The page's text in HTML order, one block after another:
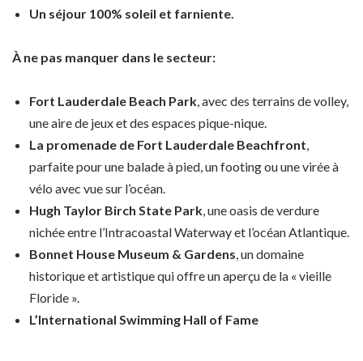
Un séjour 100% soleil et farniente.
À ne pas manquer dans le secteur:
Fort Lauderdale Beach Park, avec des terrains de volley,
une aire de jeux et des espaces pique-nique.
La promenade de Fort Lauderdale Beachfront,
parfaite pour une balade à pied, un footing ou une virée à
vélo avec vue sur l’océan.
Hugh Taylor Birch State Park, une oasis de verdure
nichée entre l’Intracoastal Waterway et l’océan Atlantique.
Bonnet House Museum & Gardens, un domaine
historique et artistique qui offre un aperçu de la « vieille
Floride ».
L’International Swimming Hall of Fame